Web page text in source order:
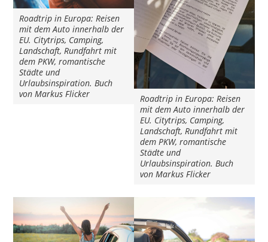
Roadtrip in Europa: Reisen
mit dem Auto innerhalb der
EU. Citytrips, Camping,
Landschaft, Rundfahrt mit
dem PKW, romantische
Städte und
Urlaubsinspiration. Buch
von Markus Flicker
Roadtrip in Europa: Reisen
mit dem Auto innerhalb der
EU. Citytrips, Camping,
Landschaft, Rundfahrt mit
dem PKW, romantische
Städte und
Urlaubsinspiration. Buch
von Markus Flicker